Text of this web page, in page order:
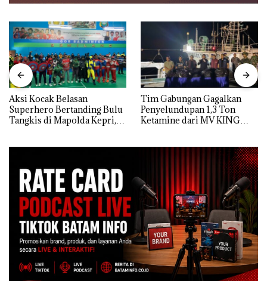
Aksi Kocak Belasan
Superhero Bertanding Bulu
Tangkis di Mapolda Kepri,
Tim Gabungan Gagalkan
Penyelundupan 1,3 Ton
Ketamine dari MV KING